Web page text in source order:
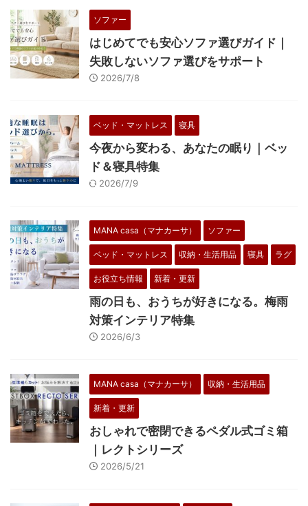
ソファー
はじめてでも安心ソファ選びガイド｜
失敗しないソファ選びをサポート
2026/7/8
ベッド・マットレス 寝具
今夜から変わる、あなたの眠り｜ベッ
ド＆寝具特集
2026/7/9
MANA casa（マナカーサ） ソファー
ベッド・マットレス 収納・生活用品 寝具 ラグ
お役立ち情報 新着・更新
雨の日も、おうちが好きになる。梅雨
対策インテリア特集
2026/6/3
MANA casa（マナカーサ） 収納・生活用品
新着・更新
おしゃれで密閉できるペダル式ゴミ箱
｜レクトシリーズ
2026/5/21